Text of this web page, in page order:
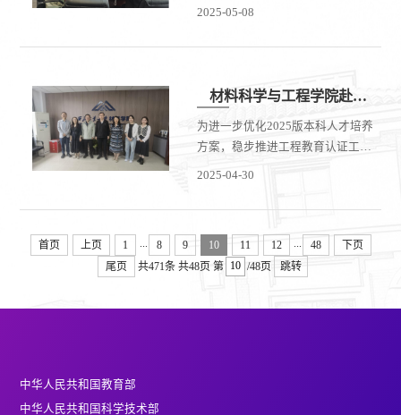
亮等参与座谈并分享专业建设经
学冶金与生态工程学院副院长任英
践：...
会议。学院领导班子、系主任、专
上，牛晓峰副院长传达了学校关于
本科教育教学审核评估工作的总体
部署，并结合学院实际，从评估指
标解读、任务分工、时间节点、材
料准备等方面进行了详细安排。王
本科教育教学质量的全面检验，全
2025-05-08
材料科学与工程学院赴西北工业大学开展本科专业培养方案调研，探索人才培养新路径
为进一步优化2025版本科人才培养
方案，稳步推进工程教育认证工
副教授一行前往西北工业大学材料
学院副院长罗皎教授及材料科学与
工程、材料成型与控制工程专业负
设计、课程与实践教学优化、工程
2025-04-30
首页 上页 1 ... 8 9 10 11 12 ... 48
下页
尾页
共471条 共48页 第 /48页 跳转
中华人民共和国教育部
中华人民共和国科学技术部